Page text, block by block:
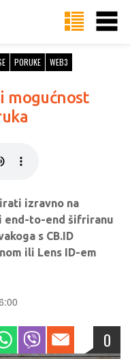
PORUKE WEB3
mogućnost
izravno na
end-to-end šifriranu
s CB.ID
ili Lens ID-em
0